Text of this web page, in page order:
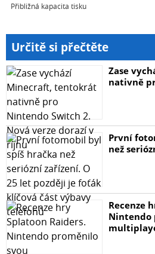
Přibližná kapacita tisku
Určitě si přečtěte
Zase
nativně
První
než
Recenze
Nintendo